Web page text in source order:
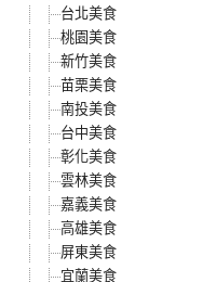
台北美食
桃園美食
新竹美食
苗栗美食
南投美食
台中美食
彰化美食
雲林美食
嘉義美食
高雄美食
屏東美食
宜蘭美食